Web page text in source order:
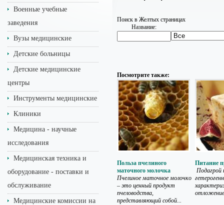
Военные учебные
заведения
Вузы медицинские
Детские больницы
Детские медицинские
центры
Инструменты медицинские
Клиники
Медицина - научные
исследования
Медицинская техника и
оборудование - поставки и
обслуживание
Медицинские комиссии на
Поиск в Желтых страницах
Название:
Посмотрите также:
Польза пчелиного
маточного молочка
Пчелиное маточное молочко
– это ценный продукт
пчеловодства,
представляющий собой...
Питание
Подагрой